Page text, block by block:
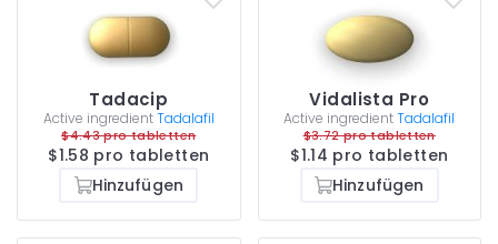
Tadacip
Active ingredientTadalafil
$4.43 pro tabletten
$1.58 pro tabletten
Hinzufügen
Vidalista Pro
Active ingredientTadalafil
$3.72 pro tabletten
$1.14 pro tabletten
Hinzufügen